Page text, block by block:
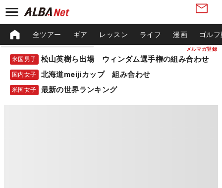
メルマガ登録
全ツアー ギア レッスン ライフ 漫画 ゴル
米国男子 松山英樹ら出場 ウィンダム選手権の組み合わせ
国内女子 北海道meijiカップ 組み合わせ
米国女子 最新の世界ランキング